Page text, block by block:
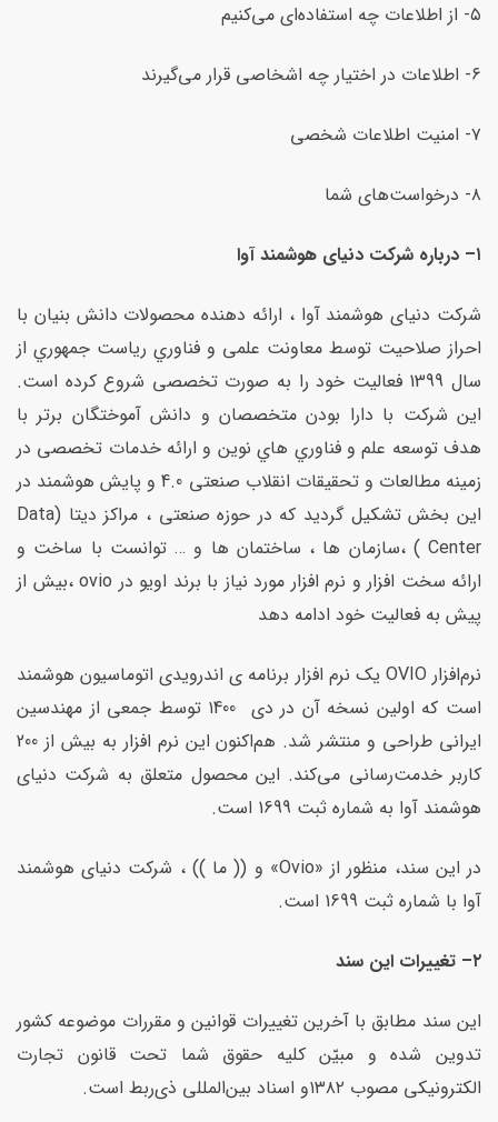
۵- از اطلاعات چه استفاده‌ای می‌کنیم
۶- اطلاعات در اختیار چه اشخاصی قرار می‌گیرند
۷- امنیت اطلاعات شخصی
۸- درخواست‌های شما
۱– درباره شرکت دنیای هوشمند آوا
شرکت دنیای هوشمند آوا ، ارائه دهنده محصولات دانش بنيان با
احراز صلاحيت توسط معاونت علمی و فناوري رياست جمهوري از
سال 1399 فعاليت خود را به صورت تخصصی شروع کرده است.
اين شرکت با دارا بودن متخصصان و دانش آموختگان برتر با
هدف توسعه علم و فناوري هاي نوين و ارائه خدمات تخصصی در
زمینه مطالعات و تحقيقات انقلاب صنعتی 4.0 و پایش هوشمند در
این بخش تشکيل گرديد که در حوزه صنعتی ، مراکز دیتا (Data
Center ) ،سازمان ها ، ساختمان ها و … توانست با ساخت و
ارائه سخت افزار و نرم افزار مورد نیاز با برند اویو در ovio ،بیش از
پیش به فعالیت خود ادامه دهد
نرم‌افزار OVIO یک نرم افزار برنامه‌ ی اندرویدی اتوماسیون هوشمند
است که اولین نسخه آن در دی ۱400 توسط جمعی از مهندسین
ایرانی طراحی و منتشر شد. هم‌اکنون این نرم افزار به بیش از 200
کاربر خدمت‌رسانی می‌کند. این محصول متعلق به شرکت دنیای
هوشمند آوا به شماره ثبت 1699 است.
در این سند، منظور از «Ovio» و (( ما )) ، شرکت دنیای هوشمند
آوا با شماره ثبت 1699 است.
۲– تغییرات این سند
این سند مطابق با آخرین تغییرات قوانین و مقررات موضوعه کشور
تدوین شده و مبیّن کلیه حقوق شما تحت قانون تجارت
الکترونیکی مصوب ۱۳۸۲و اسناد بین‌المللی ذی‌ربط است.